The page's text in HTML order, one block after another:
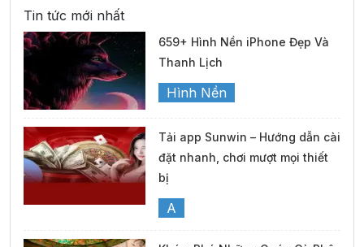
Tin tức mới nhất
659+ Hình Nền iPhone Đẹp Và
Thanh Lịch
Hình Nền
Tải app Sunwin – Hướng dẫn cài
đặt nhanh, chơi mượt mọi thiết
bị
A